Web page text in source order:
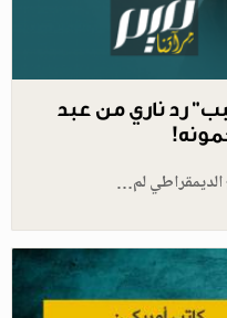
رد ناري من عبد
الديمقراطي لم…